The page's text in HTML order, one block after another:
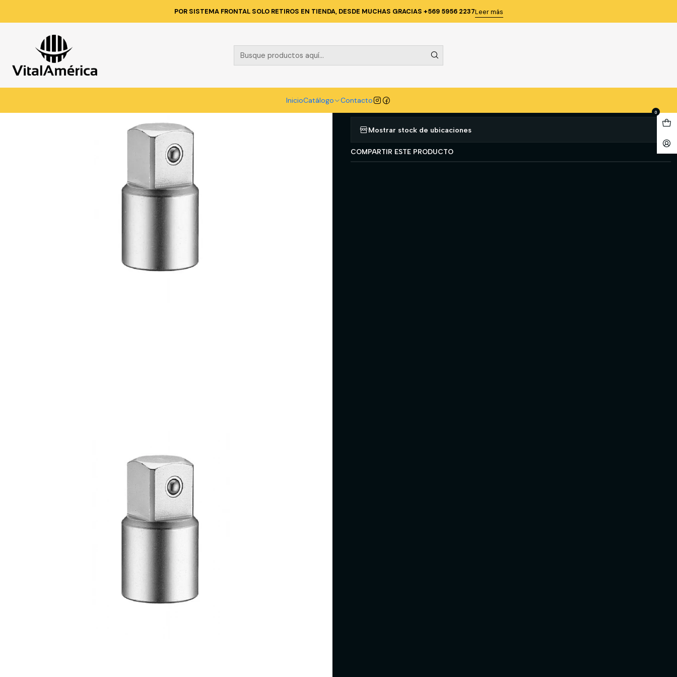
InicioCatálogo Contacto
0
POR SISTEMA FRONTAL SOLO RETIROS EN TIENDA, DESDE MUCHAS GRACIAS +569 5956 2237Leer más
Inicio Catálogo FERRETERIA FORCE ADAPTADOR 3/4'' HEMBRA A 1'' MACHO MARCA FORCE COD. 80968
|
ADAPTADOR 3/4'' HEMBRA A 1'' MACHO
MARCA FORCE COD. 80968
Agregar a la lista de favoritos
Mostrar stock de ubicaciones
COMPARTIR ESTE PRODUCTO